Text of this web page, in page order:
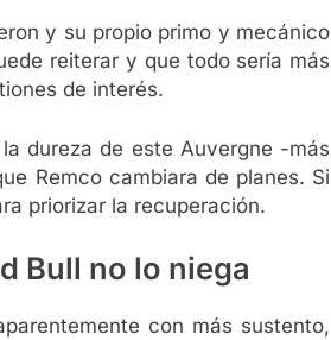
y su propio primo y mecánico
reiterar y que todo sería más
de interés.
dureza de este Auvergne -más
Remco cambiara de planes. Si
priorizar la recuperación.
Bull no lo niega
con más sustento,